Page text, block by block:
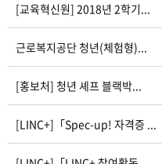
[교육혁신원] 2018년 2학기...
근로복지공단 청년(체험형)...
[홍보처] 청년 셰프 블랙박...
[LINC+]「Spec-up! 자격증 ...